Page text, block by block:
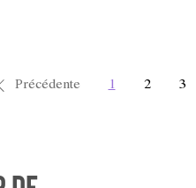
Précédente 1 2 3